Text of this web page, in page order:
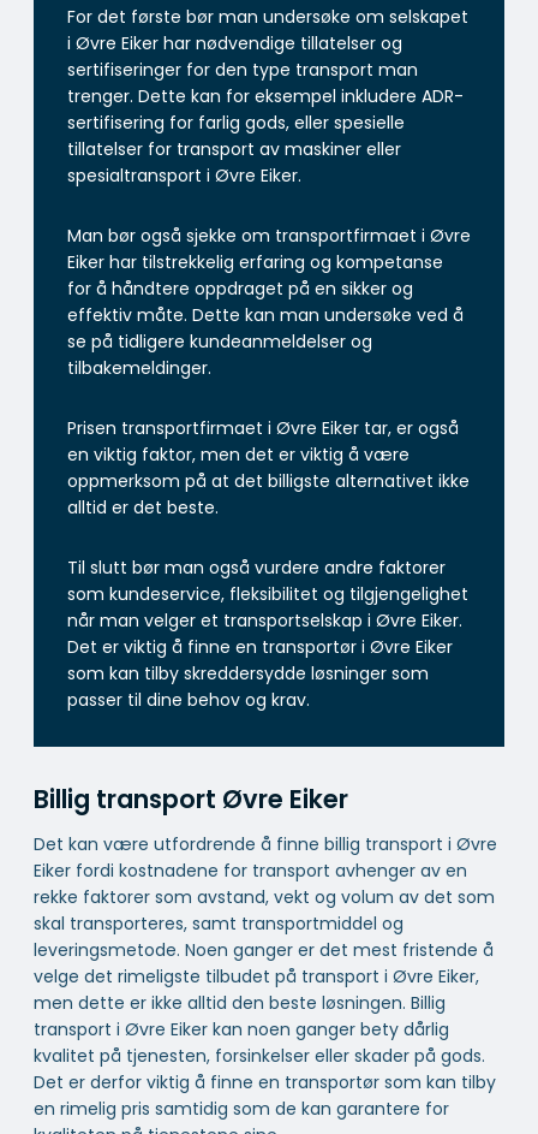
For det første bør man undersøke om selskapet
i Øvre Eiker har nødvendige tillatelser og
sertifiseringer for den type transport man
trenger. Dette kan for eksempel inkludere ADR-
sertifisering for farlig gods, eller spesielle
tillatelser for transport av maskiner eller
spesialtransport i Øvre Eiker.
Man bør også sjekke om transportfirmaet i Øvre
Eiker har tilstrekkelig erfaring og kompetanse
for å håndtere oppdraget på en sikker og
effektiv måte. Dette kan man undersøke ved å
se på tidligere kundeanmeldelser og
tilbakemeldinger.
Prisen transportfirmaet i Øvre Eiker tar, er også
en viktig faktor, men det er viktig å være
oppmerksom på at det billigste alternativet ikke
alltid er det beste.
Til slutt bør man også vurdere andre faktorer
som kundeservice, fleksibilitet og tilgjengelighet
når man velger et transportselskap i Øvre Eiker.
Det er viktig å finne en transportør i Øvre Eiker
som kan tilby skreddersydde løsninger som
passer til dine behov og krav.
Billig transport Øvre Eiker
Det kan være utfordrende å finne billig transport i Øvre
Eiker fordi kostnadene for transport avhenger av en
rekke faktorer som avstand, vekt og volum av det som
skal transporteres, samt transportmiddel og
leveringsmetode. Noen ganger er det mest fristende å
velge det rimeligste tilbudet på transport i Øvre Eiker,
men dette er ikke alltid den beste løsningen. Billig
transport i Øvre Eiker kan noen ganger bety dårlig
kvalitet på tjenesten, forsinkelser eller skader på gods.
Det er derfor viktig å finne en transportør som kan tilby
en rimelig pris samtidig som de kan garantere for